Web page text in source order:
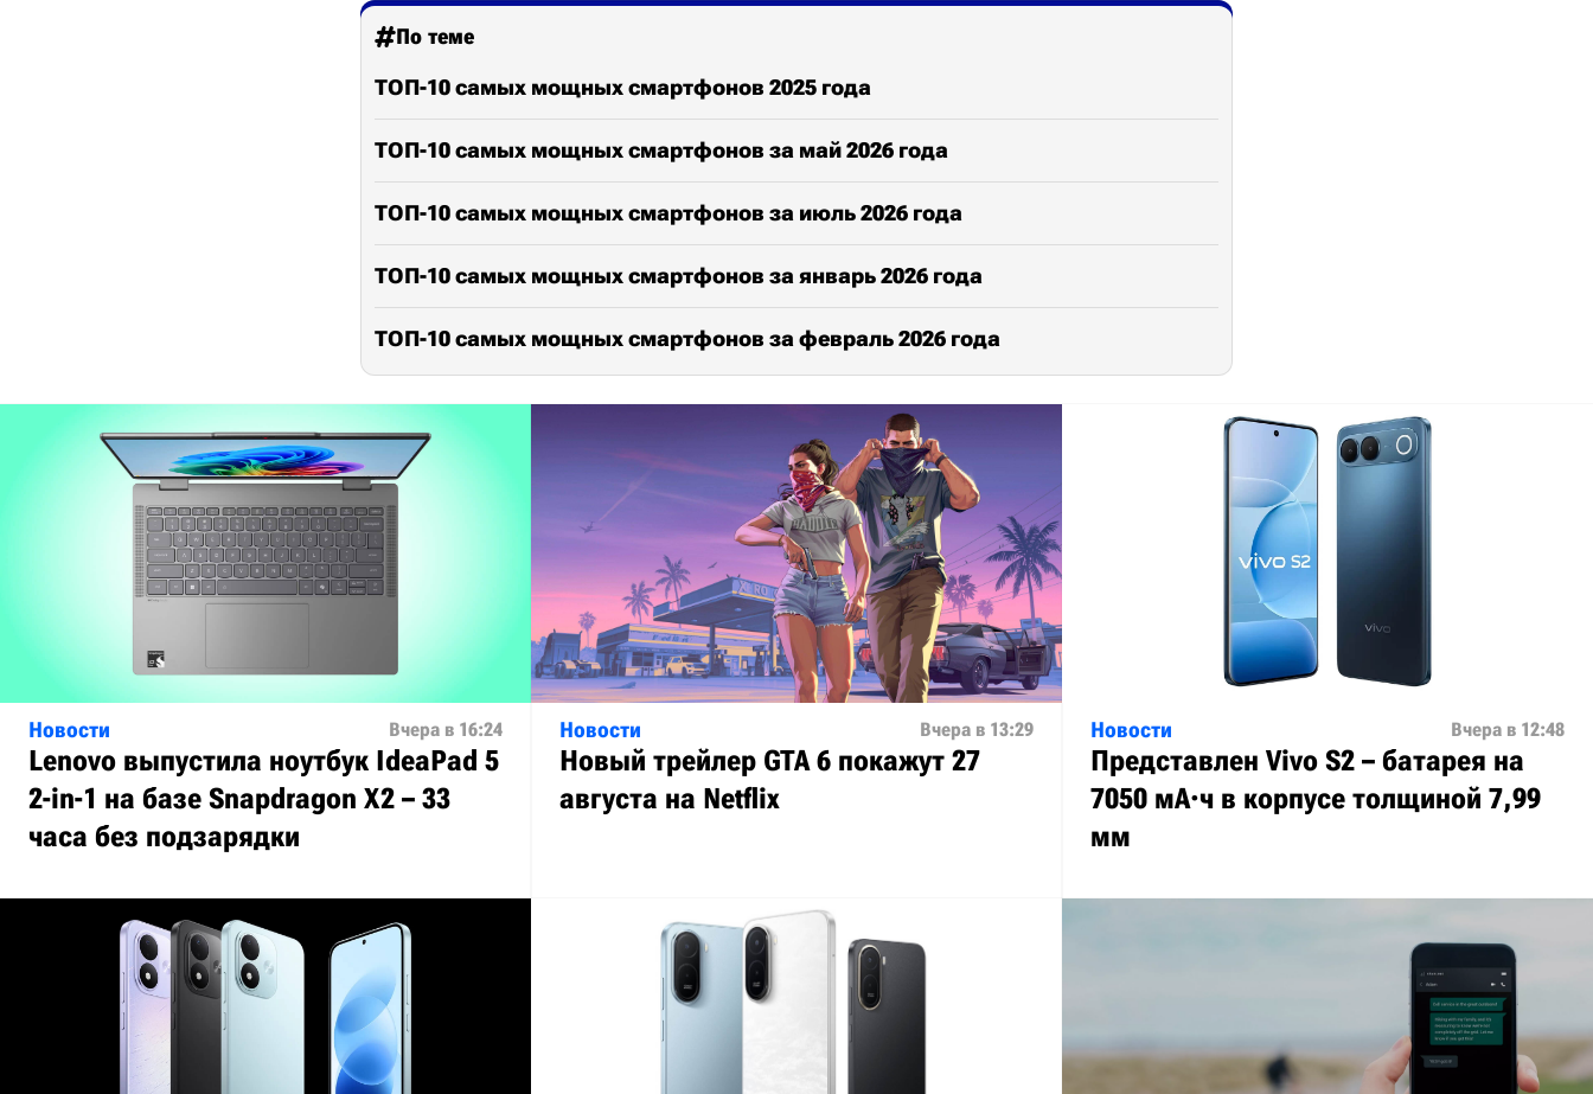
По теме
ТОП-10 самых мощных смартфонов 2025 года
ТОП-10 самых мощных смартфонов за май 2026 года
ТОП-10 самых мощных смартфонов за июль 2026 года
ТОП-10 самых мощных смартфонов за январь 2026 года
ТОП-10 самых мощных смартфонов за февраль 2026 года
Новости Вчера в 16:24
Lenovo выпустила ноутбук IdeaPad 5
2-in-1 на базе Snapdragon X2 – 33
часа без подзарядки
Новости Вчера в 13:29
Новый трейлер GTA 6 покажут 27
августа на Netflix
Новости Вчера в 12:48
Представлен Vivo S2 – батарея на
7050 мА·ч в корпусе толщиной 7,99
мм